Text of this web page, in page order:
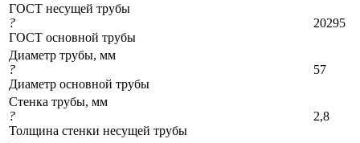
ГОСТ несущей трубы
?
ГОСТ основной трубы
20295
Диаметр трубы, мм
?
Диаметр основной трубы
57
Стенка трубы, мм
?
Толщина стенки несущей трубы
2,8